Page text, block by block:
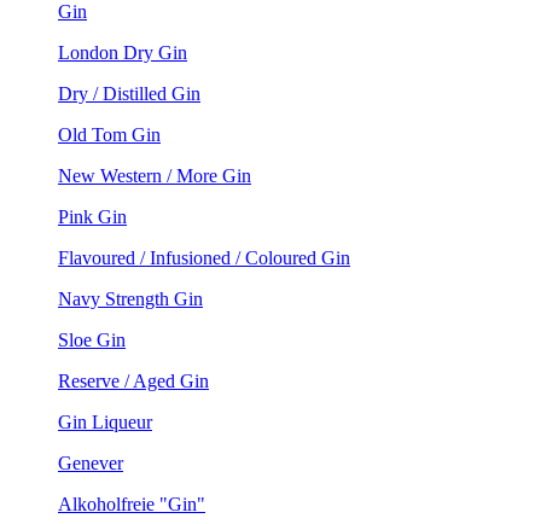
Gin
London Dry Gin
Dry / Distilled Gin
Old Tom Gin
New Western / More Gin
Pink Gin
Flavoured / Infusioned / Coloured Gin
Navy Strength Gin
Sloe Gin
Reserve / Aged Gin
Gin Liqueur
Genever
Alkoholfreie "Gin"